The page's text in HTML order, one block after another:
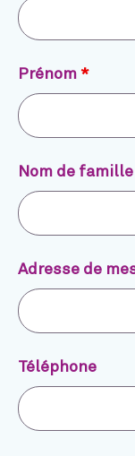
Prénom *
Nom de famille
Adresse de
Téléphone